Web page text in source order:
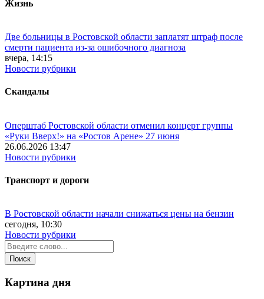
Жизнь
Две больницы в Ростовской области заплатят штраф после
смерти пациента из-за ошибочного диагноза
вчера, 14:15
Новости рубрики
Скандалы
Оперштаб Ростовской области отменил концерт группы
«Руки Вверх!» на «Ростов Арене» 27 июня
26.06.2026 13:47
Новости рубрики
Транспорт и дороги
В Ростовской области начали снижаться цены на бензин
сегодня, 10:30
Новости рубрики
Картина дня